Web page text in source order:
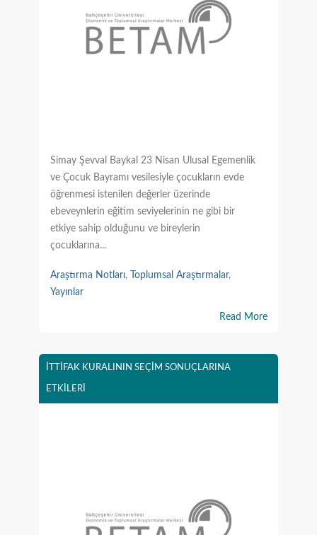
Simay Şevval Baykal 23 Nisan Ulusal Egemenlik
ve Çocuk Bayramı vesilesiyle çocukların evde
öğrenmesi istenilen değerler üzerinde
ebeveynlerin eğitim seviyelerinin ne gibi bir
etkiye sahip olduğunu ve bireylerin
çocuklarına...
Araştırma Notları, Toplumsal Araştırmalar,
Yayınlar
Read More
İTTİFAK KURALININ SEÇİM SONUÇLARINA
ETKİLERİ